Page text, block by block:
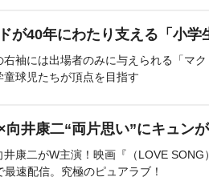
が40年にわたり支える「小学
右袖には出場者のみに与えられる「マ
童球児たちが頂点を目指す
井康二“両片思い”にキュンが
井康二がW主演！映画『（LOVE SONG
速配信。究極のピュアラブ！